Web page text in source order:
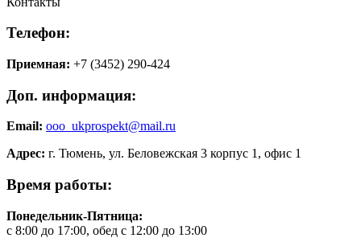
Телефон:
Приемная: +7 (3452) 290-424
Доп. информация:
Email: ooo_ukprospekt@mail.ru
Адрес: г. Тюмень, ул. Беловежская 3 корпус 1, офис 1
Время работы:
Понедельник-Пятница:
с 8:00 до 17:00, обед с 12:00 до 13:00